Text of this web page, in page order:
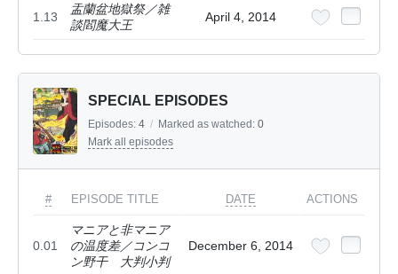
1.13
盂蘭盆地獄祭／雑
談閻魔大王
April 4, 2014
SPECIAL EPISODES
Episodes: 4 / Marked as watched: 0
Mark all episodes
# EPISODE TITLE DATE ACTIONS
0.01
マニアと非マニア
の温度差／コンコ
ン野干 大判小判
December 6, 2014